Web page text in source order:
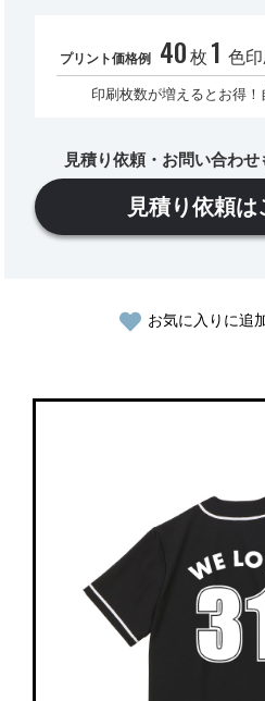
プリント価格例 40 枚 1 色
印刷枚数が増えるとお得
見積り依頼・お問い合わ
見積り依頼は
お気に入りに追